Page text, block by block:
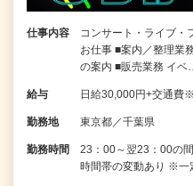
仕事内容
コンサート・ライブ・
お仕事 ■案内／整理業
の案内 ■販売業務 イ
給与 日給30,000円+交通費
勤務地 東京都／千葉県
勤務時間
23：00～翌23：00の
時間帯の変動あり ※